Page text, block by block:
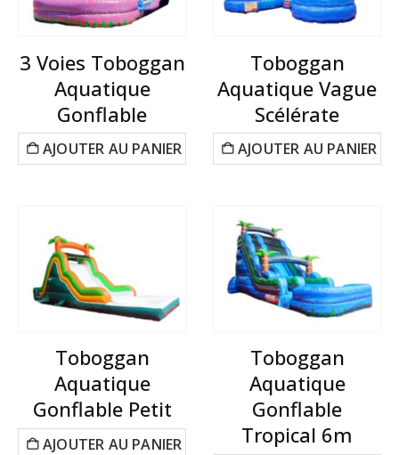
3 Voies Toboggan
Aquatique
Gonflable
AJOUTER AU PANIER
Toboggan
Aquatique Vague
Scélérate
AJOUTER AU PANIER
Toboggan
Aquatique
Gonflable Petit
AJOUTER AU PANIER
Toboggan
Aquatique
Gonflable
Tropical 6m